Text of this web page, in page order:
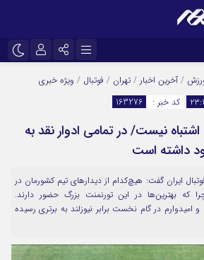
تلگرام
ایتا
/ آخرین اخبار / تهران / فوتبال / ویژه خبری
کد خبر : 163276
نیست/ در تمامی ادوار نقد به
داشته است
ایران گفت: هیچ‌کدام از دیدارهای تیم کشورمان در
که بهترین‌ها در این تورنمنت بزرگ حضور دارند.
در گام نخست برابر نیوزلند به برتری رسیده